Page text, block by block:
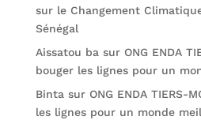
sur le Changement
Sénégal
Aissatou basur ONG ENDA
bouger les lignes pour un
Bintasur ONG ENDA TIERS-
les lignes pour un monde